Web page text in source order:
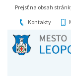
Prejsť na obsah
Kontakty